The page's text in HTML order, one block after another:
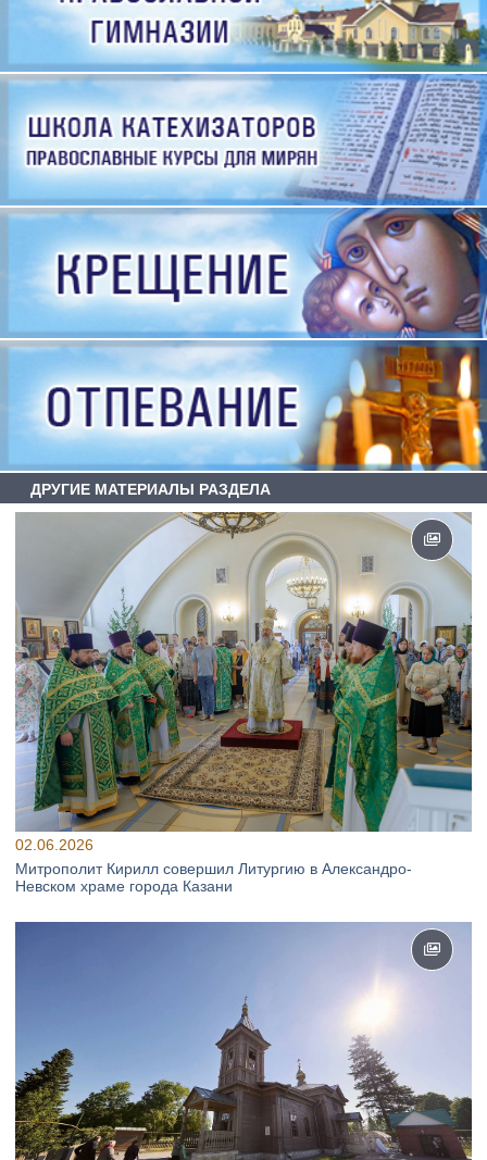
ДРУГИЕ МАТЕРИАЛЫ РАЗДЕЛА
02.06.2026
Митрополит Кирилл совершил Литургию в Александро-
Невском храме города Казани